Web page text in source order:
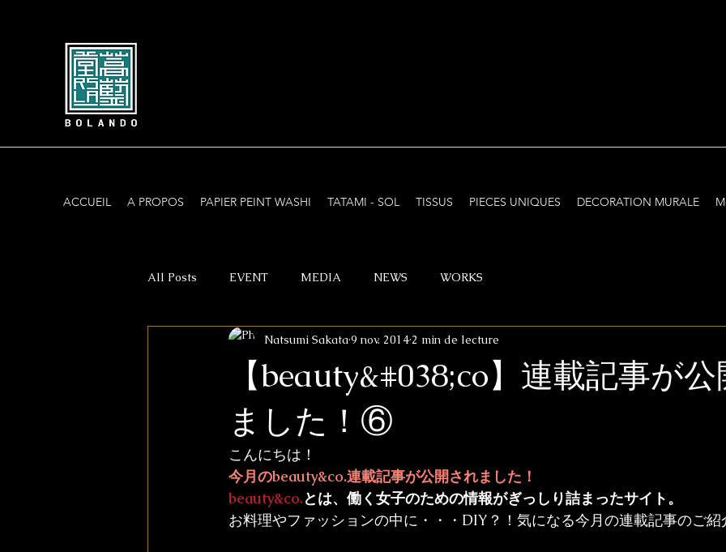
ACCUEIL A PROPOS PAPIER PEINT WASHI TATAMI - SOL TISSUS PIECES UNIQUES DECORATION MURALE
All Posts EVENT MEDIA NEWS WORKS
【beauty&#038;co】連載記事が
ました！⑥
Natsumi Sakata9 nov. 2014 2 min de lecture
今月のbeauty&co.連載記事が公開されました！
beauty&co.とは、働く女子のための情報がぎっしり詰まったサイト。
お料理やファッションの中に・・・DIY？！気になる今月の連載記事のご紹